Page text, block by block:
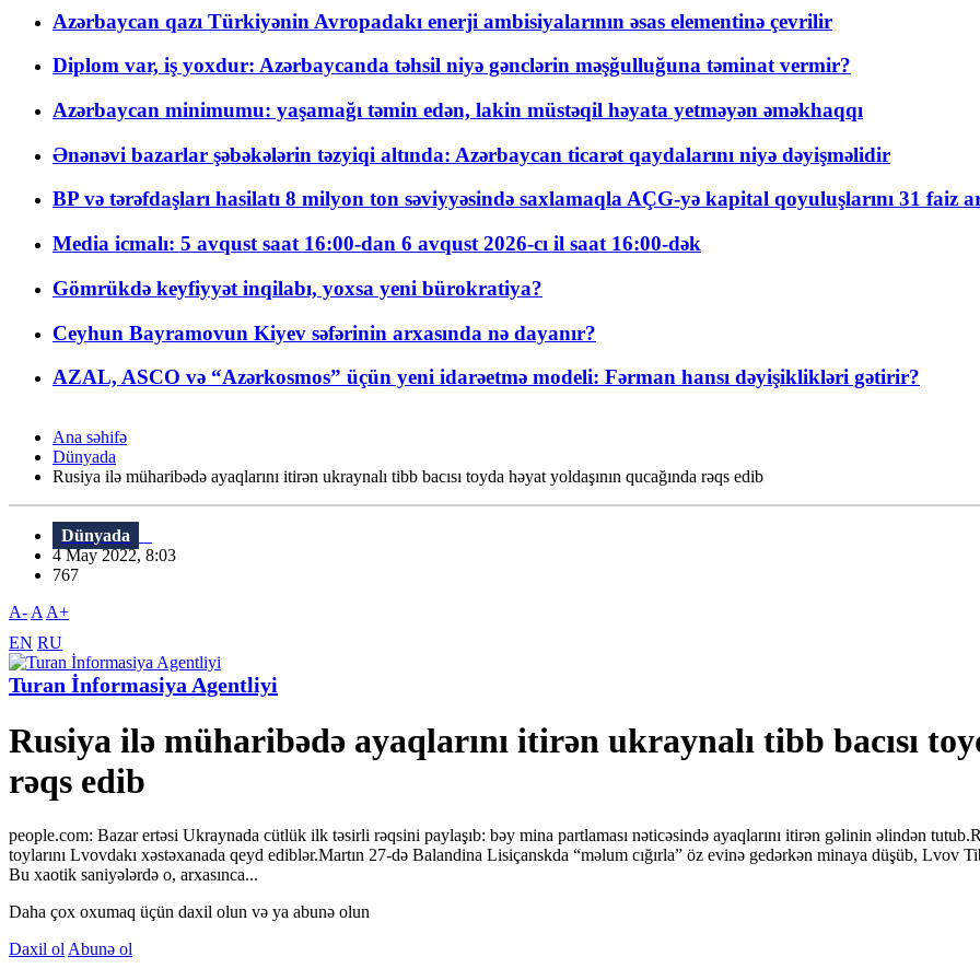
Azərbaycan qazı Türkiyənin Avropadakı enerji ambisiyalarının əsas elementinə çevrilir
Diplom var, iş yoxdur: Azərbaycanda təhsil niyə gənclərin məşğulluğuna təminat vermir?
Azərbaycan minimumu: yaşamağı təmin edən, lakin müstəqil həyata yetməyən əməkhaqqı
Ənənəvi bazarlar şəbəkələrin təzyiqi altında: Azərbaycan ticarət qaydalarını niyə dəyişməlidir
BP və tərəfdaşları hasilatı 8 milyon ton səviyyəsində saxlamaqla AÇG-yə kapital qoyuluşlarını 31 faiz
Media icmalı: 5 avqust saat 16:00-dan 6 avqust 2026-cı il saat 16:00-dək
Gömrükdə keyfiyyət inqilabı, yoxsa yeni bürokratiya?
Ceyhun Bayramovun Kiyev səfərinin arxasında nə dayanır?
AZAL, ASCO və “Azərkosmos” üçün yeni idarəetmə modeli: Fərman hansı dəyişiklikləri gətirir?
Ana səhifə
Dünyada
Rusiya ilə müharibədə ayaqlarını itirən ukraynalı tibb bacısı toyda həyat yoldaşının qucağında rəqs edib
Dünyada
4 May 2022, 8:03
767
A- A A+
EN RU
Turan İnformasiya Agentliyi
Rusiya ilə müharibədə ayaqlarını itirən ukraynalı tibb bacısı
rəqs edib
people.com: Bazar ertəsi Ukraynada cütlük ilk təsirli rəqsini paylaşıb: bəy mina partlaması nəticəsində ayaqlarını itirən gəlinin əlindən
toylarını Lvovdakı xəstəxanada qeyd ediblər.Martın 27-də Balandina Lisiçanskda “məlum cığırla” öz evinə gedərkən minaya düşüb, Lvov
Bu xaotik saniyələrdə o, arxasınca...
Daha çox oxumaq üçün daxil olun və ya abunə olun
Daxil ol Abunə ol